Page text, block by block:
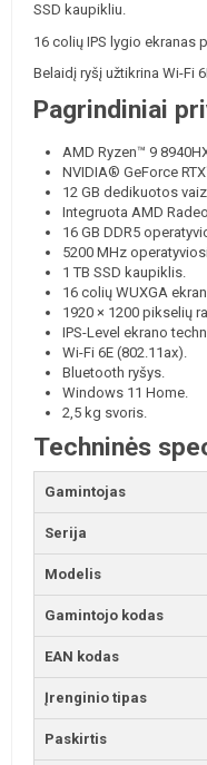
SSD kaupikliu.
16 colių IPS lygio ekranas
Belaidį ryšį užtikrina Wi-Fi
Pagrindiniai
AMD Ryzen™ 9
NVIDIA® GeForce
12 GB dedikuotos
Integruota AMD
16 GB DDR5
5200 MHz
1 TB SSD kaupiklis.
16 colių WUXGA
1920 × 1200 pikselių
IPS-Level ekrano
Wi-Fi 6E (802.11ax).
Bluetooth ryšys.
Windows 11 Home.
2,5 kg svoris.
Techninės
Gamintojas
Serija
Modelis
Gamintojo kodas
EAN kodas
Įrenginio tipas
Paskirtis